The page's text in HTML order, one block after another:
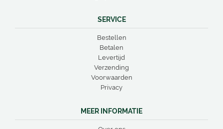
SERVICE
Bestellen
Betalen
Levertijd
Verzending
Voorwaarden
Privacy
MEER INFORMATIE